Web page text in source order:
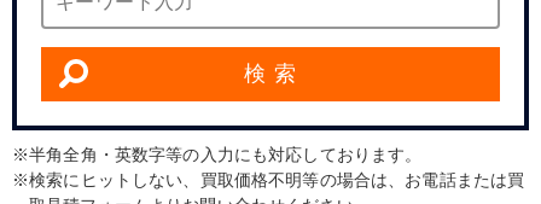
検 索
半角全角・英数字等の入力にも対応しております。
検索にヒットしない、買取価格不明等の場合は、お電話または買